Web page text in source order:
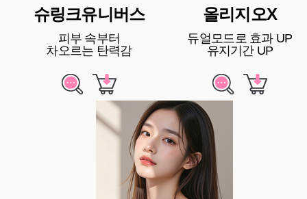
슈링크유니버스
피부 속부터
차오르는 탄력감
올리지오X
듀얼모드로 효과 UP
유지기간 UP